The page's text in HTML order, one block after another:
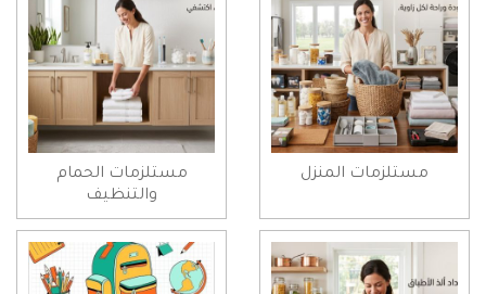
مستلزمات المنزل
مستلزمات الحمام
والتنظيف